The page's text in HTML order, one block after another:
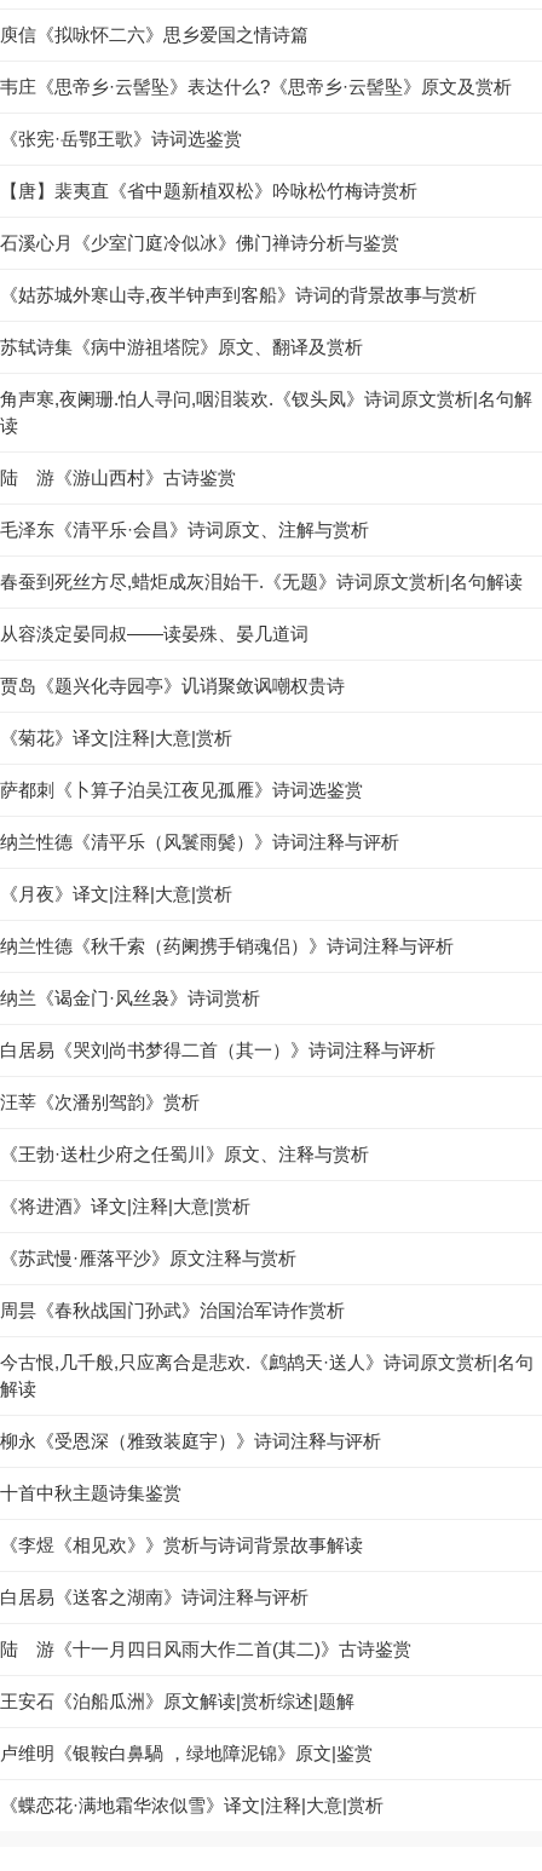
庾信《拟咏怀二六》思乡爱国之情诗篇
韦庄《思帝乡·云髻坠》表达什么?《思帝乡·云髻坠》原文及赏析
《张宪·岳鄂王歌》诗词选鉴赏
【唐】裴夷直《省中题新植双松》吟咏松竹梅诗赏析
石溪心月《少室门庭冷似冰》佛门禅诗分析与鉴赏
《姑苏城外寒山寺,夜半钟声到客船》诗词的背景故事与赏析
苏轼诗集《病中游祖塔院》原文、翻译及赏析
角声寒,夜阑珊.怕人寻问,咽泪装欢.《钗头凤》诗词原文赏析|名句解
读
陆 游《游山西村》古诗鉴赏
毛泽东《清平乐·会昌》诗词原文、注解与赏析
春蚕到死丝方尽,蜡炬成灰泪始干.《无题》诗词原文赏析|名句解读
从容淡定晏同叔——读晏殊、晏几道词
贾岛《题兴化寺园亭》讥诮聚敛讽嘲权贵诗
《菊花》译文|注释|大意|赏析
萨都刺《卜算子泊吴江夜见孤雁》诗词选鉴赏
纳兰性德《清平乐（风鬟雨鬓）》诗词注释与评析
《月夜》译文|注释|大意|赏析
纳兰性德《秋千索（药阑携手销魂侣）》诗词注释与评析
纳兰《谒金门·风丝袅》诗词赏析
白居易《哭刘尚书梦得二首（其一）》诗词注释与评析
汪莘《次潘别驾韵》赏析
《王勃·送杜少府之任蜀川》原文、注释与赏析
《将进酒》译文|注释|大意|赏析
《苏武慢·雁落平沙》原文注释与赏析
周昙《春秋战国门孙武》治国治军诗作赏析
今古恨,几千般,只应离合是悲欢.《鹧鸪天·送人》诗词原文赏析|名句
解读
柳永《受恩深（雅致装庭宇）》诗词注释与评析
十首中秋主题诗集鉴赏
《李煜《相见欢》》赏析与诗词背景故事解读
白居易《送客之湖南》诗词注释与评析
陆 游《十一月四日风雨大作二首(其二)》古诗鉴赏
王安石《泊船瓜洲》原文解读|赏析综述|题解
卢维明《银鞍白鼻騧 ，绿地障泥锦》原文|鉴赏
《蝶恋花·满地霜华浓似雪》译文|注释|大意|赏析